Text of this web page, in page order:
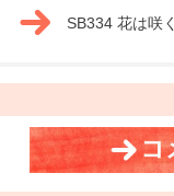
SB334 花は咲く